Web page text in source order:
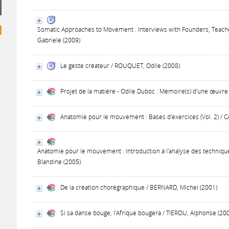
Somatic Approaches to Movement : Interviews with Founders,
Gabriele (2009)
Le geste créateur / ROUQUET, Odile (2008)
Projet de la matière - Odile Duboc : Mémoire(s) d'une œuvre
Anatomie pour le mouvement : Bases d'exercices (Vol. 2) /
Anatomie pour le mouvement : Introduction à l'analyse des
Blandine (2005)
De la création chorégraphique / BERNARD, Michel (2001)
Si sa danse bouge, l'Afrique bougera / TIEROU, Alphonse